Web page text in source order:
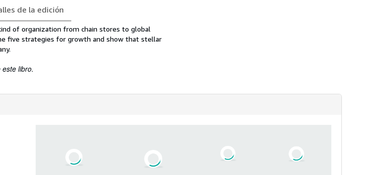
de la edición
of organization from chain stores to global
five strategies for growth and show that stellar
libro.